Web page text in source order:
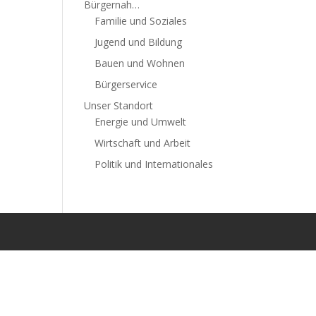
Bürgernah…
Familie und Soziales
Jugend und Bildung
Bauen und Wohnen
Bürgerservice
Unser Standort
Energie und Umwelt
Wirtschaft und Arbeit
Politik und Internationales